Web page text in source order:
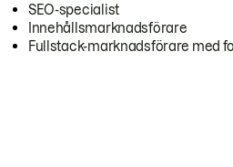
SEO-specialist
Innehållsmarknadsförare
Fullstack-marknadsförare med